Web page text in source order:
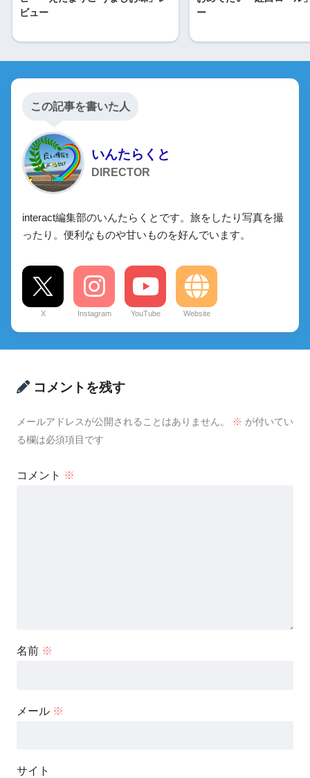
ビュー
ー
この記事を書いた人
いんたらくと
DIRECTOR
interact編集部のいんたらくとです。旅をしたり写真を撮
ったり。便利なものや甘いものを好んでいます。
X Instagram YouTube Website
コメントを残す
メールアドレスが公開されることはありません。 ※ が付いてい
る欄は必須項目です
コメント ※
名前 ※
メール ※
サイト